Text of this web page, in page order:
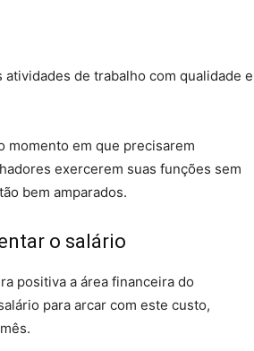
de trabalho com qualidade e
momento em que precisarem
exercerem suas funções sem
bem amparados.
o salário
positiva a área financeira do
para arcar com este custo,